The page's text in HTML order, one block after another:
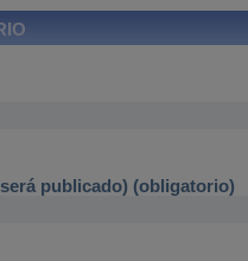
publicado) (obligatorio)